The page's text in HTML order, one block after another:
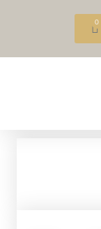
0